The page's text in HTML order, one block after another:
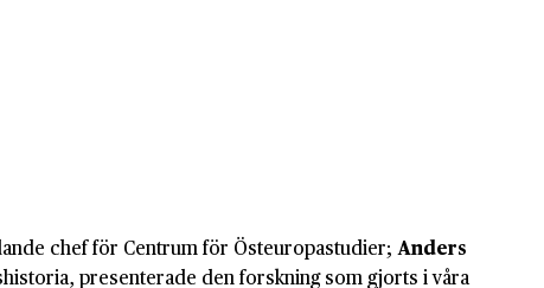
chef för Centrum för Östeuropastudier; Anders
presenterade den forskning som gjorts i våra